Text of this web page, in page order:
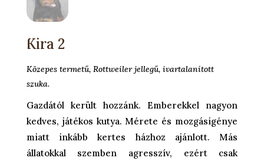
Kira 2
Közepes termetű, Rottweiler jellegű, ivartalanított
szuka.
Gazdától került hozzánk. Emberekkel nagyon
kedves, játékos kutya. Mérete és mozgásigénye
miatt inkább kertes házhoz ajánlott. Más
állatokkal szemben agresszív, ezért csak